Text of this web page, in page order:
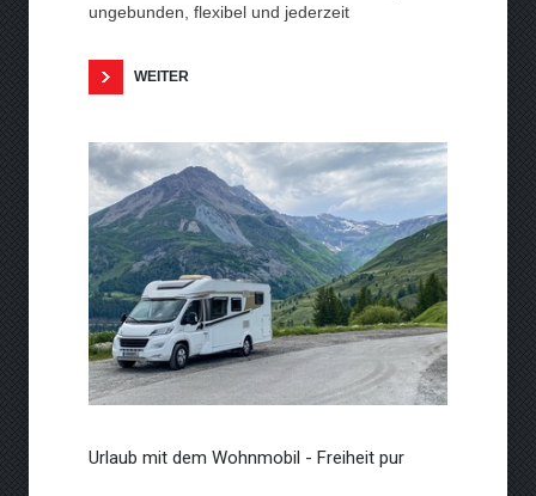
ungebunden, flexibel und jederzeit
WEITER
Urlaub mit dem Wohnmobil - Freiheit pur